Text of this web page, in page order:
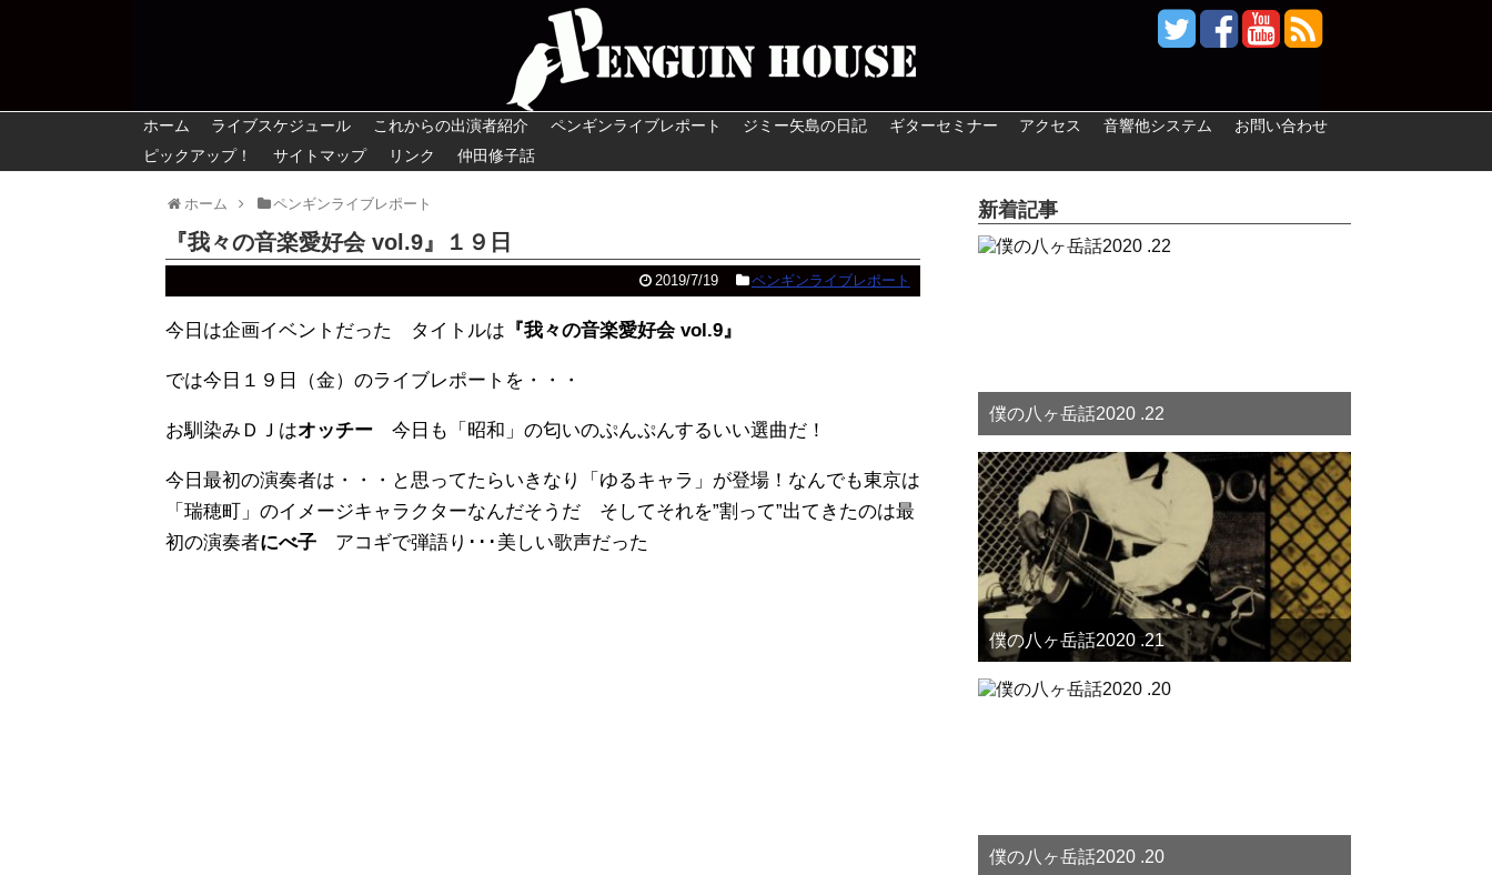
ホーム ライブスケジュール これからの出演者紹介 ペンギンライブレポート ジミー矢島の日記 ギターセミナー アクセス 音響他システム
お問い合わせ
ピックアップ！
サイトマップ リンク 仲田修子話
ホーム ペンギンライブレポート
『我々の音楽愛好会 vol.9』１９日
2019/7/19 ペンギンライブレポート
今日は企画イベントだった タイトルは 『我々の音楽愛好会 vol.9』
では今日１９日（金）のライブレポートを・・・
お馴染みＤＪはオッチー 今日も「昭和」の匂いのぷんぷんするいい選曲だ！
今日最初の演奏者は・・・と思ってたらいきなり「ゆるキャラ」が登場！なんでも東京は
「瑞穂町」のイメージキャラクターなんだそうだ そしてそれを”割って”出てきたのは最
初の演奏者にべ子 アコギで弾語り･･･美しい歌声だった
新着記事
僕の八ヶ岳話2020 .22
僕の八ヶ岳話2020 .21
僕の八ヶ岳話2020 .20